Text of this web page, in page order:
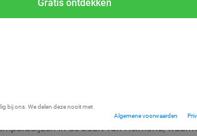
Gratis ontdekken
bij ons. We delen deze nooit met
Algemene voorwaarden
in de buurt van Helmond,